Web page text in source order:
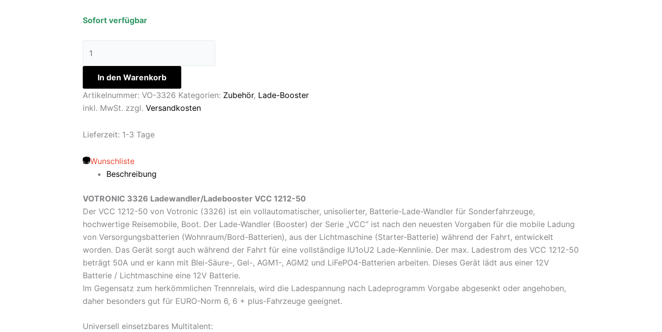
Sofort verfügbar
In den Warenkorb
Artikelnummer: VO-3326 Kategorien: Zubehör, Lade-Booster
inkl. MwSt. zzgl. Versandkosten
Lieferzeit: 1-3 Tage
Wunschliste
Beschreibung
VOTRONIC 3326 Ladewandler/Ladebooster VCC 1212-50
Der VCC 1212-50 von Votronic (3326) ist ein vollautomatischer, unisolierter, Batterie-Lade-Wandler für Sonderfahrzeuge,
hochwertige Reisemobile, Boot. Der Lade-Wandler (Booster) der Serie „VCC“ ist nach den neuesten Vorgaben für die mobile Ladung
von Versorgungsbatterien (Wohnraum/Bord-Batterien), aus der Lichtmaschine (Starter-Batterie) während der Fahrt, entwickelt
worden. Das Gerät sorgt auch während der Fahrt für eine vollständige IU1oU2 Lade-Kennlinie. Der max. Ladestrom des VCC 1212-50
beträgt 50A und er kann mit Blei-Säure-, Gel-, AGM1-, AGM2 und LiFePO4-Batterien arbeiten. Dieses Gerät lädt aus einer 12V
Batterie / Lichtmaschine eine 12V Batterie.
Im Gegensatz zum herkömmlichen Trennrelais, wird die Ladespannung nach Ladeprogramm Vorgabe abgesenkt oder angehoben,
daher besonders gut für EURO-Norm 6, 6 + plus-Fahrzeuge geeignet.
Universell einsetzbares Multitalent: